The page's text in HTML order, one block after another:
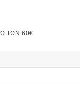
ΤΩΝ 60€